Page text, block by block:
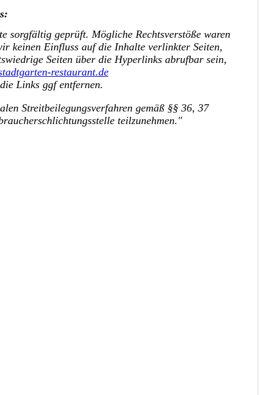
sorgfältig geprüft. Mögliche Rechtsverstöße waren
keinen Einfluss auf die Inhalte verlinkter Seiten,
Seiten über die Hyperlinks abrufbar sein,
restaurant.de
Links ggf entfernen.
Streitbeilegungsverfahren gemäß §§ 36, 37
teilzunehmen."